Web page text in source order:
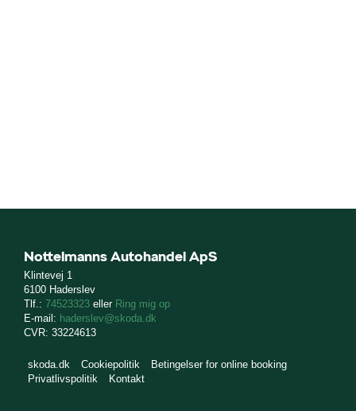
Nottelmanns Autohandel ApS
Klintevej 1
6100 Haderslev
Tlf.: 74523323 eller Ring mig op
E-mail: haderslev@skoda.dk
CVR: 33224613
skoda.dk Cookiepolitik
Betingelser for online booking
Privatlivspolitik
Kontakt